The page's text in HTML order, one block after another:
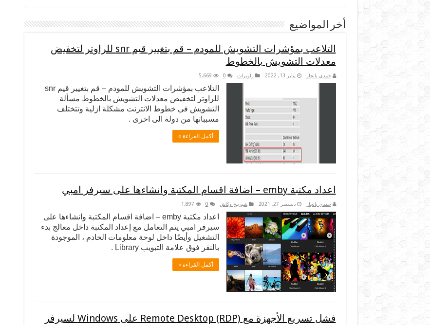
أخر المواضيع
التلاعب بمؤشرات التشويش للمودم – قم بتغيير قيم snr للراوتر لتخفيض
معدلات التشويش بالخطوط
حمدي بانجار يناير 13, 2022 راوترات 0
5,669
التلاعب بمؤشرات التشويش للمودم – قم بتغيير قيم snr
للراوتر لتخفيض معدلات التشويش بالخطوط مسألة
التشويش في خطوط الانترنت مشكلة ازلية وتتختلف
مسبباتها من دولة الى اخرى .
أكمل القراءة »
اعداد مكتبة emby – اضافة اقسام المكتبة وانشاءها على سيرفر امبي
حمدي بانجار ديسمبر 27, 2021 شيرينج وكاش 0
1,897
اعداد مكتبة emby – اضافة اقسام المكتبة وانشاءها على
سيرفر امبي يتم التعامل مع إعداد المكتبة داخل معالج بدء
التشغيل وأيضًا داخل لوحة معلومات الخادم ، الموجودة
بالنقر فوق علامة التبويب Library .
أكمل القراءة »
فشل تسريع الأجهزة مع Remote Desktop (RDP) على Windows لسيرفر